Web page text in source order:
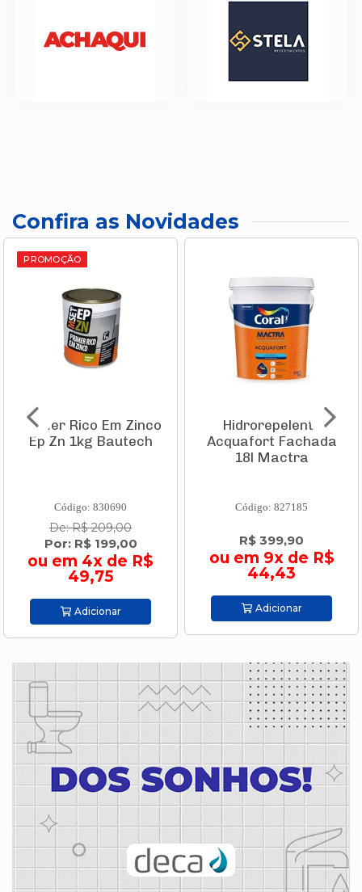
Confira as Novidades
PROMOÇÃO
Primer Rico Em Zinco
Ep Zn 1kg Bautech
Código: 830690
De: R$ 209,00
Por: R$ 199,00
ou em 4x de R$
49,75
Adicionar
Hidrorepelente
Acquafort Fachada
18l Mactra
Código: 827185
R$ 399,90
ou em 9x de R$
44,43
Adicionar